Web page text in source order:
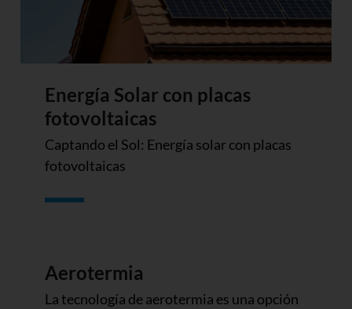
Energía Solar con placas
fotovoltaicas
Captando el Sol: Energía solar con placas
fotovoltaicas
Aerotermia
La tecnología de aerotermia es una opción